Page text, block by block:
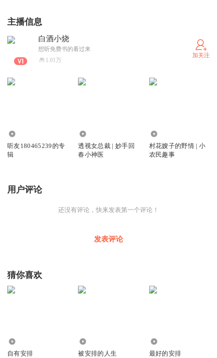
主播信息
白酒小烧
想听免费书的看过来
1.01万
加关注
听友180465239的专
辑
透视女总裁 | 妙手回
春小神医
村花嫂子的野情 | 小
农民趣事
用户评论
还没有评论，快来发表第一个评论！
发表评论
猜你喜欢
自有安排 被安排的人生 最好的安排